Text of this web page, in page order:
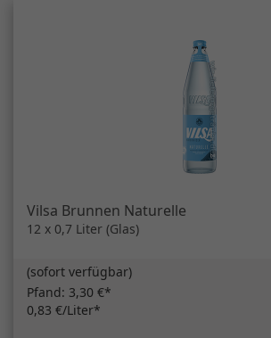
Vilsa Brunnen Naturelle
12 x 0,7 Liter (Glas)
(sofort verfügbar)
Pfand: 3,30 €*
0,83 €/Liter*